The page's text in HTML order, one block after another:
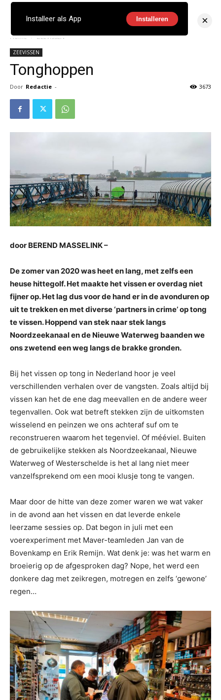
Home ZEEVISSEN
ZEEVISSEN
Tonghoppen
Door Redactie - 3673
door BEREND MASSELINK –
De zomer van 2020 was heet en lang, met zelfs een
heuse hittegolf. Het maakte het vissen er overdag niet
fijner op. Het lag dus voor de hand er in de avonduren op
uit te trekken en met diverse ‘partners in crime’ op tong
te vissen. Hoppend van stek naar stek langs
Noordzeekanaal en de Nieuwe Waterweg baanden we
ons zwetend een weg langs de brakke gronden.
Bij het vissen op tong in Nederland hoor je veel
verschillenden verhalen over de vangsten. Zoals altijd bij
vissen kan het de ene dag meevallen en de andere weer
tegenvallen. Ook wat betreft stekken zijn de uitkomsten
wisselend en peinzen we ons achteraf suf om te
reconstrueren waarom het tegenviel. Of mééviel. Buiten
de gebruikelijke stekken als Noordzeekanaal, Nieuwe
Waterweg of Westerschelde is het al lang niet meer
vanzelfsprekend om een mooi klusje tong te vangen.
Maar door de hitte van deze zomer waren we wat vaker
in de avond aan het vissen en dat leverde enkele
leerzame sessies op. Dat begon in juli met een
voerexperiment met Maver-teamleden Jan van de
Bovenkamp en Erik Remijn. Wat denk je: was het warm en
broeierig op de afgesproken dag? Nope, het werd een
donkere dag met zeikregen, motregen en zelfs ‘gewone’
regen…
Installeer als App Installeren ×